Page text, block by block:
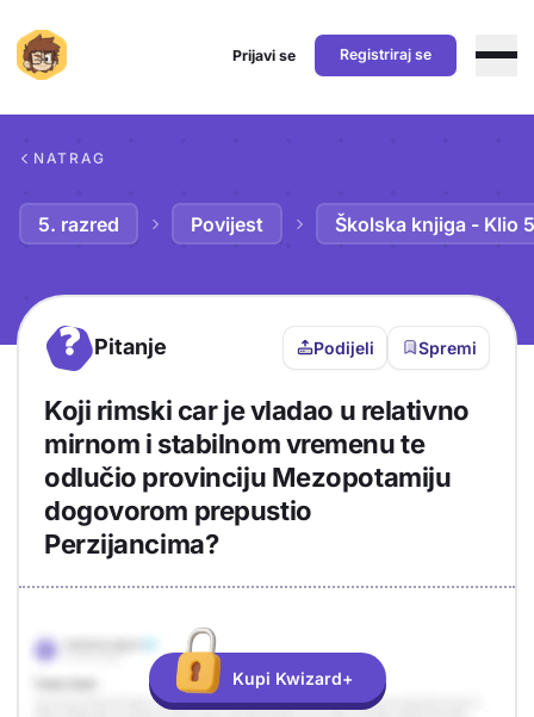
Prijavi se Registriraj se
NATRAG
5. razred Povijest Školska knjiga - Klio 5
? Pitanje Podijeli Spremi
Koji rimski car je vladao u relativno
mirnom i stabilnom vremenu te
odlučio provinciju Mezopotamiju
dogovorom prepustio
Perzijancima?
Odgovor
Objašnjenje
Kupi Kwizard+